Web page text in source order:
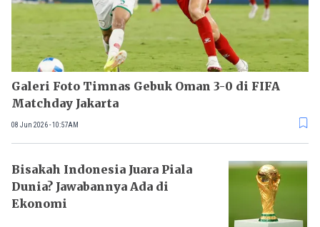
Galeri Foto Timnas Gebuk Oman 3-0 di FIFA
Matchday Jakarta
08 Jun 2026 - 10:57AM
Bisakah Indonesia Juara Piala
Dunia? Jawabannya Ada di
Ekonomi